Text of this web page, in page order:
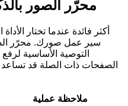
محرّر الصور
سير عمل صورك. محرّر
التوصية الأساسية
الصفحات ذات الصلة قد تساعد
ملاحظة عملية